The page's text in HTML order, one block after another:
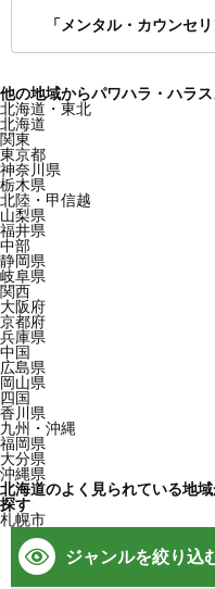
「メンタル・カウンセ
他の地域からパワハラ・ハラ
北海道・東北
北海道
関東
東京都
神奈川県
栃木県
北陸・甲信越
山梨県
福井県
中部
静岡県
岐阜県
関西
大阪府
京都府
兵庫県
中国
広島県
岡山県
四国
香川県
九州・沖縄
福岡県
大分県
沖縄県
北海道のよく見られている地
探す
札幌市
ジャンルを絞り込